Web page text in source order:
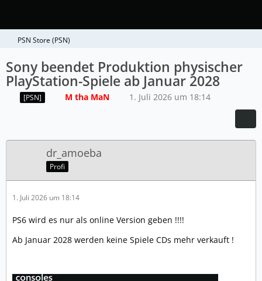
PSN Store (PSN)
Sony beendet Produktion physischer
PlayStation-Spiele ab Januar 2028
[PSN] M tha MaN 1. Juli 2026 um 18:14
dr_amoeba
Profi
1. Juli 2026 um 18:14
PS6 wird es nur als online Version geben !!!!
Ab Januar 2028 werden keine Spiele CDs mehr verkauft !